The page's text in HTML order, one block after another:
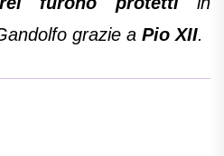
grazie a Pio XII.